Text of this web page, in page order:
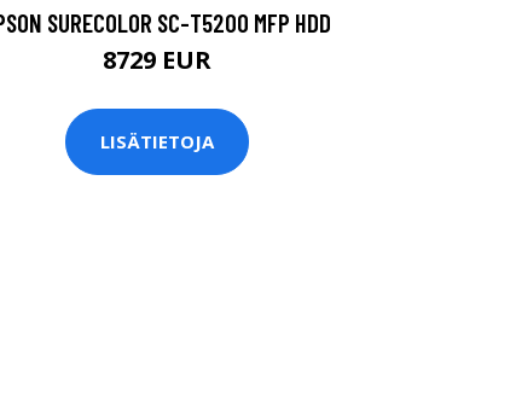
SURECOLOR SC-T5200 MFP HDD
8729 EUR
LISÄTIETOJA